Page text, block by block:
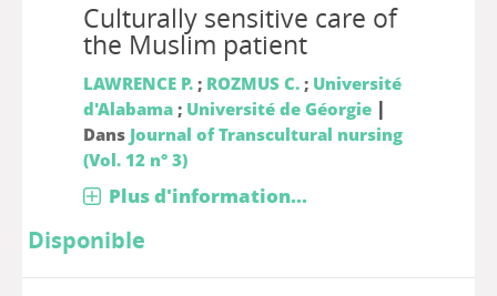
Culturally sensitive care of
the Muslim patient
LAWRENCE P.; ROZMUS C.; Université
d'Alabama; Université de Géorgie |
Dans Journal of Transcultural nursing
(Vol. 12 n° 3)
Plus d'information...
Disponible